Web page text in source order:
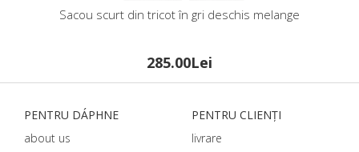
Sacou scurt din tricot în gri deschis melange
285.00Lei
PENTRU DÁPHNЕ
about us
PENTRU CLIENȚI
livrare